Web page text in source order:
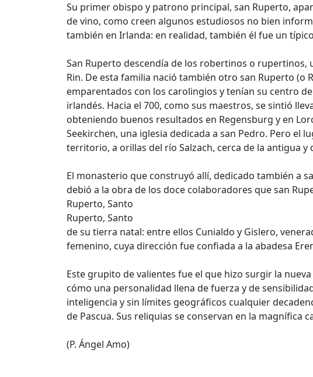
Su primer obispo y patrono principal, san Ruperto,
de vino, como creen algunos estudiosos no bien
también en Irlanda: en realidad, también él fue un
San Ruperto descendía de los robertinos o
Rin. De esta familia nació también otro san Ruperto
emparentados con los carolingios y tenían su centro
irlandés. Hacia el 700, como sus maestros, se sintió
obteniendo buenos resultados en Regensburg y en
Seekirchen, una iglesia dedicada a san Pedro. Pero el
territorio, a orillas del río Salzach, cerca de la antigua y
El monasterio que construyó allí, dedicado también a
debió a la obra de los doce colaboradores que san
Ruperto, Santo
Ruperto, Santo
de su tierra natal: entre ellos Cunialdo y Gislero,
femenino, cuya dirección fue confiada a la abadesa
Este grupito de valientes fue el que hizo surgir la
cómo una personalidad llena de fuerza y de
inteligencia y sin límites geográficos cualquier
de Pascua. Sus reliquias se conservan en la magnífica
(P. Ángel Amo)